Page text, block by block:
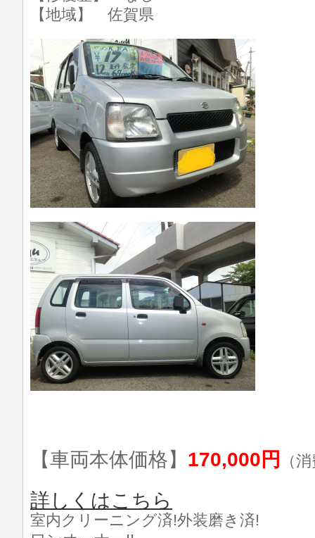
【地域】 佐賀県
【車両本体価格】 170,000円 （
詳しくはこちら
室内クリーニング済!外装磨き済!